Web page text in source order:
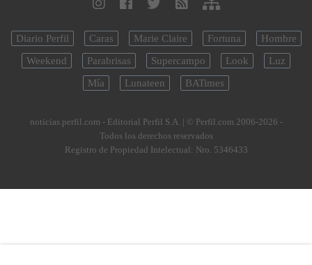
Diario Perfil Caras Marie Claire Fortuna
Hombre
Weekend
Parabrisas Supercampo Look
Luz
Mía
Lunateen BATimes
noticias.perfil.com - Editorial Perfil S.A. | © Perfil.com 2006-2026 -
Todos los derechos reservados
Registro de Propiedad Intelectual: Nro. 5346433